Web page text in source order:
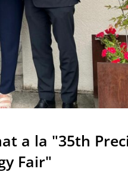
a la "35th
Fair"